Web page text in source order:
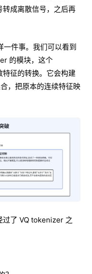
成离散信号，之后再
件事。我们可以看到
的模块，这个
征的转换。它会构建
，把原本的连续特征映
过了 VQ tokenizer 之